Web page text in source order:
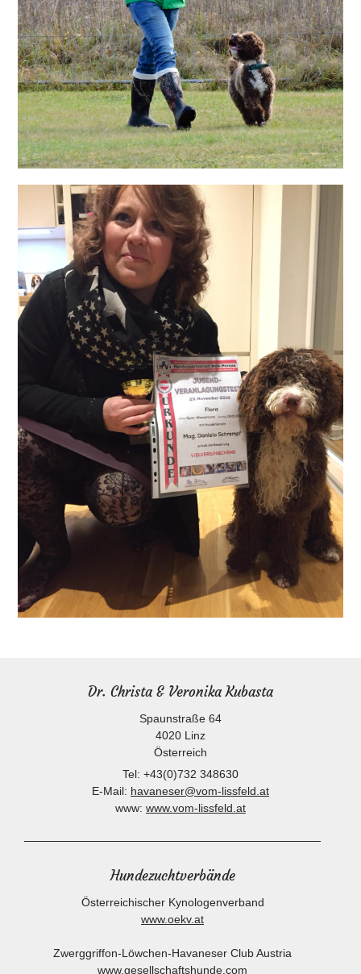
Hundezuchtverbände
Österreichischer Kynologenverband
www.oekv.at
Zwerggriffon-Löwchen-Havaneser Club Austria
www.gesellschaftshunde.com
Dr. Christa & Veronika Kubasta
Spaunstraße 64
4020 Linz
Österreich
Tel: +43(0)732 348630
E-Mail: havaneser@vom-lissfeld.at
www: www.vom-lissfeld.at